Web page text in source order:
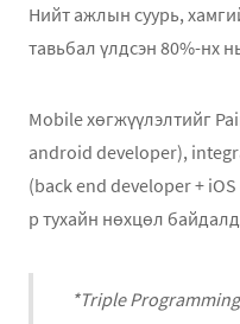
Нийт ажлын суурь,
тавьбал үлдсэн 80%-нх
Mobile хөгжүүлэлтийг
android developer),
(back end developer +
р тухайн нөхцөл
*Triple